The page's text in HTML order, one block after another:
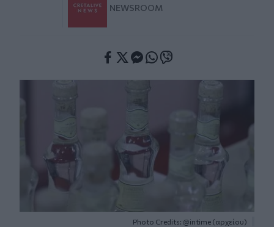
NEWSROOM
Photo Credits: @intime (αρχείου)